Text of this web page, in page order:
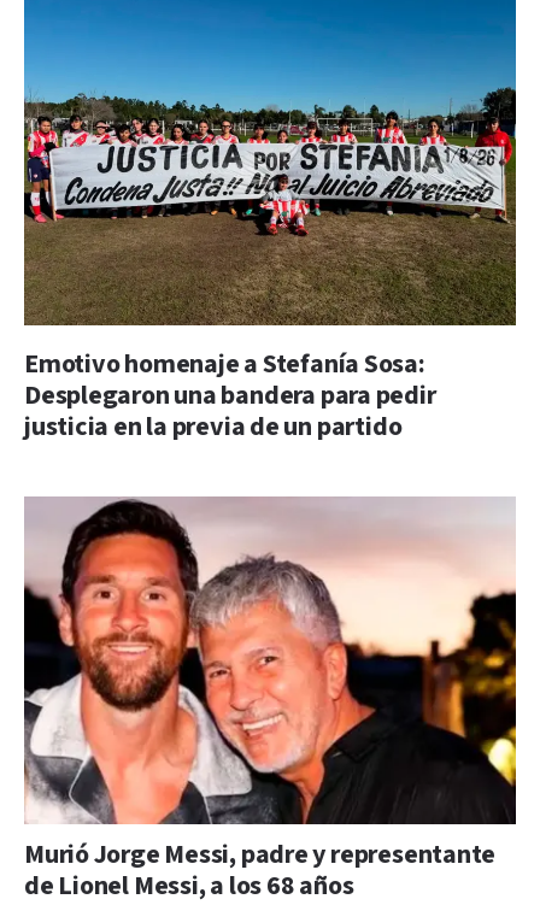
Emotivo homenaje a Stefanía Sosa:
Desplegaron una bandera para pedir
justicia en la previa de un partido
Murió Jorge Messi, padre y representante
de Lionel Messi, a los 68 años